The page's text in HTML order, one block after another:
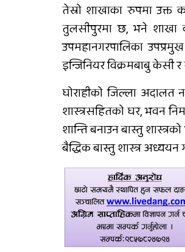
राप्ती
कालोपत्रे
दुग्ध
तेस्रो शाखाका रुपमा उक्त
तुलसीपुरमा छ, भने शाखा
उपमहानगरपालिका
इन्जिनियर विक्रमबाबु केसी
घोराहीको जिल्ला
शास्त्रसहितको घर, भवन
शान्ति बनाउन बास्तु
बैद्धिक बास्तु शास्त्र